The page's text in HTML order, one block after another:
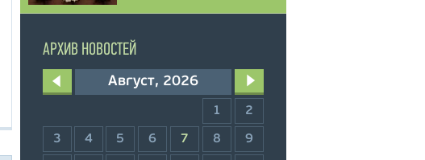
АРХИВ НОВОСТЕЙ
Август, 2026
1 2
3 4 5 6 7 8 9